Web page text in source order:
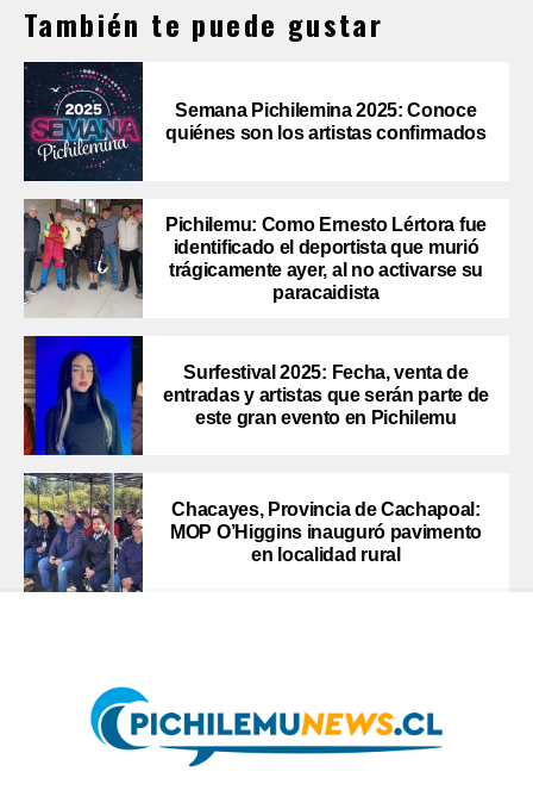
También te puede gustar
Semana Pichilemina 2025: Conoce
quiénes son los artistas confirmados
Pichilemu: Como Ernesto Lértora fue
identificado el deportista que murió
trágicamente ayer, al no activarse su
paracaidista
Surfestival 2025: Fecha, venta de
entradas y artistas que serán parte de
este gran evento en Pichilemu
Chacayes, Provincia de Cachapoal:
MOP O’Higgins inauguró pavimento
en localidad rural